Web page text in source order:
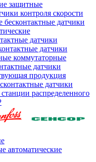
защитные
контроля скорости
бесконтактные датчики
датчики
датчики
коммутаторные
датчики
продукция
датчики
распределенного
автоматические